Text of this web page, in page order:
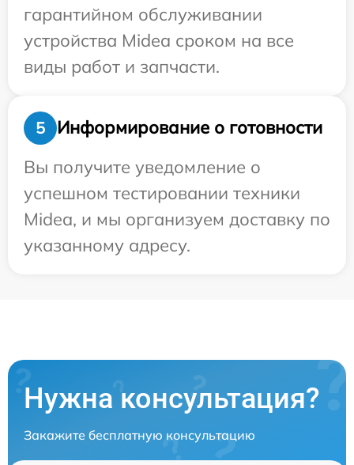
гарантийном обслуживании
устройства Midea сроком на все
виды работ и запчасти.
5
Информирование о готовности
Вы получите уведомление о
успешном тестировании техники
Midea, и мы организуем доставку по
указанному адресу.
Нужна консультация?
Закажите бесплатную консультацию